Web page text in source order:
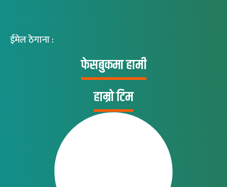
ईमेल ठेगाना :
फेसबुकमा हामी
हाम्रो टिम